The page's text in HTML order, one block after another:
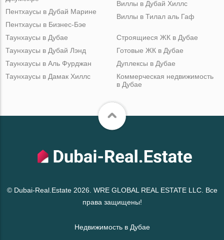
Пентхаусы в Дубай Марине
Пентхаусы в Бизнес-Бэе
Виллы в Дубай Хиллс
Виллы в Тилал аль Гаф
Таунхаусы в Дубае
Таунхаусы в Дубай Лэнд
Таунхаусы в Аль Фурджан
Таунхаусы в Дамак Хиллс
Строящиеся ЖК в Дубае
Готовые ЖК в Дубае
Дуплексы в Дубае
Коммерческая недвижимость
в Дубае
© Dubai-Real.Estate 2026. WRE GLOBAL REAL ESTATE LLC. Все
права защищены!
Недвижимость в Дубае